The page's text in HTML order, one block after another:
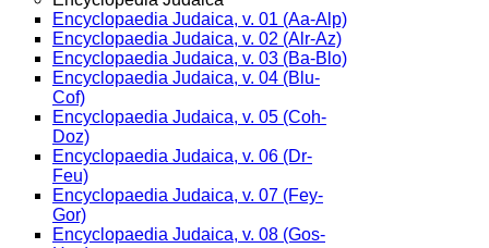
Encyclopaedia Judaica, v. 01 (Aa-Alp)
Encyclopaedia Judaica, v. 02 (Alr-Az)
Encyclopaedia Judaica, v. 03 (Ba-Blo)
Encyclopaedia Judaica, v. 04 (Blu-
Cof)
Encyclopaedia Judaica, v. 05 (Coh-
Doz)
Encyclopaedia Judaica, v. 06 (Dr-
Feu)
Encyclopaedia Judaica, v. 07 (Fey-
Gor)
Encyclopaedia Judaica, v. 08 (Gos-